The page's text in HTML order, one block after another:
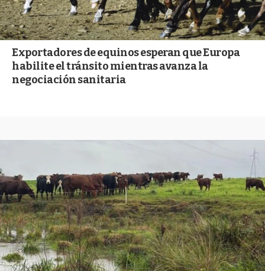
Exportadores de equinos esperan que Europa
habilite el tránsito mientras avanza la
negociación sanitaria